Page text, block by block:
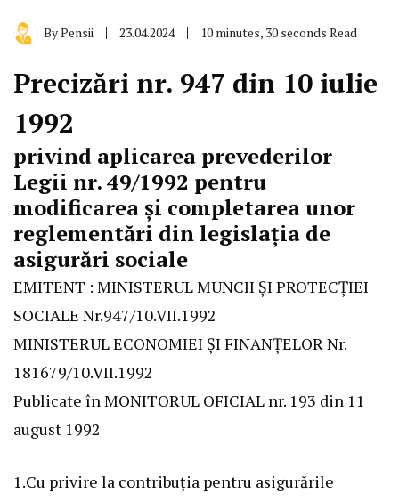
ByPensii 23.04.2024 10 minutes, 30 seconds Read
Precizări nr. 947 din 10 iulie
1992
privind aplicarea prevederilor
Legii nr. 49/1992 pentru
modificarea şi completarea unor
reglementări din legislaţia de
asigurări sociale
EMITENT : MINISTERUL MUNCII ŞI PROTECŢIEI
SOCIALE Nr.947/10.VII.1992
MINISTERUL ECONOMIEI ŞI FINANŢELOR Nr.
181679/10.VII.1992
Publicate în MONITORUL OFICIAL nr. 193 din 11
august 1992
1.Cu privire la contribuţia pentru asigurările